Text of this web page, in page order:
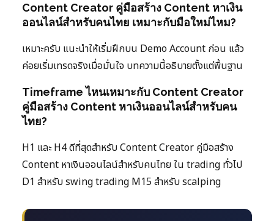
Content Creator คู่มือสร้าง Content หาเงิน
ออนไลน์สำหรับคนไทย เหมาะกับมือใหม่ไหม?
เหมาะครับ แนะนำให้เริ่มฝึกบน Demo Account ก่อน แล้ว
ค่อยเริ่มเทรดจริงเมื่อมั่นใจ บทความนี้อธิบายตั้งแต่พื้นฐาน
Timeframe ไหนเหมาะกับ Content Creator
คู่มือสร้าง Content หาเงินออนไลน์สำหรับคน
ไทย?
H1 และ H4 ดีที่สุดสำหรับ Content Creator คู่มือสร้าง
Content หาเงินออนไลน์สำหรับคนไทย ใน trading ทั่วไป
D1 สำหรับ swing trading M15 สำหรับ scalping